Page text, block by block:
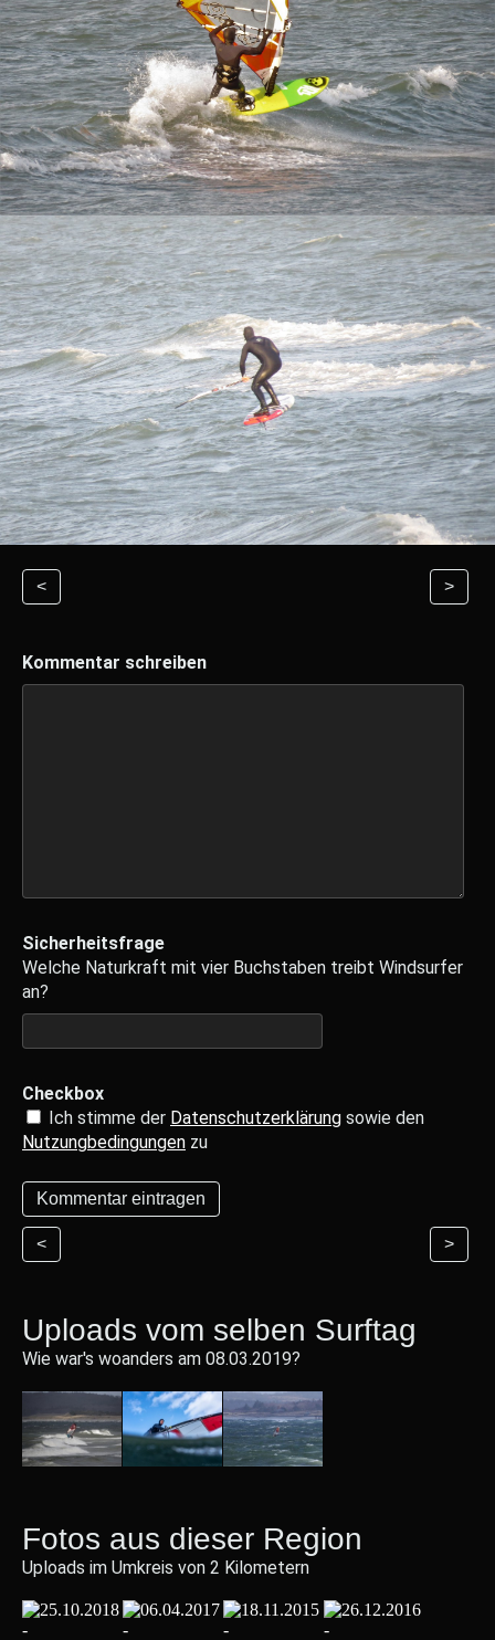
< >
Kommentar schreiben
Sicherheitsfrage
Welche Naturkraft mit vier Buchstaben treibt Windsurfer
an?
Checkbox
Ich stimme der Datenschutzerklärung sowie den
Nutzungbedingungen zu
< >
Uploads vom selben Surftag
Wie war's woanders am 08.03.2019?
Fotos aus dieser Region
Uploads im Umkreis von 2 Kilometern